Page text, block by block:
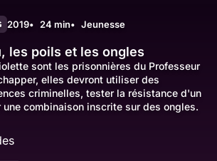
2019 24 min Jeunesse
les poils et les ongles
sont les prisonnières du Professeur
elles devront utiliser des
criminelles, tester la résistance d'un
combinaison inscrite sur des ongles.